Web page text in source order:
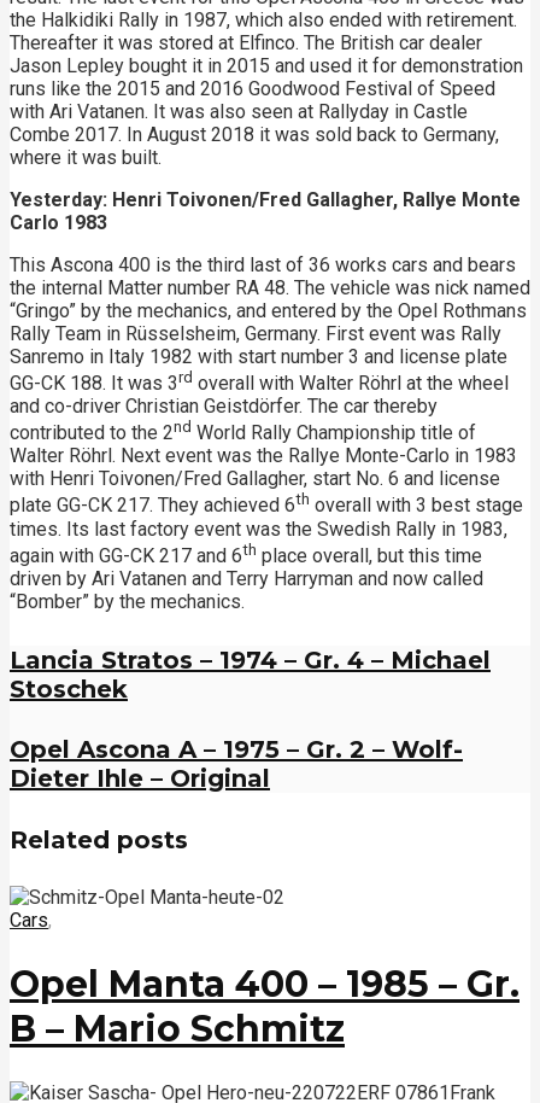
the Halkidiki Rally in 1987, which also ended with retirement.
Thereafter it was stored at Elfinco. The British car dealer
Jason Lepley bought it in 2015 and used it for demonstration
runs like the 2015 and 2016 Goodwood Festival of Speed ​​
with Ari Vatanen. It was also seen at Rallyday in Castle
Combe 2017. In August 2018 it was sold back to Germany,
where it was built.
Yesterday: Henri Toivonen/Fred Gallagher, Rallye Monte
Carlo 1983
This Ascona 400 is the third last of 36 works cars and bears
the internal Matter number RA 48. The vehicle was nick named
“Gringo” by the mechanics, and entered by the Opel Rothmans
Rally Team in Rüsselsheim, Germany. First event was Rally
Sanremo in Italy 1982 with start number 3 and license plate
GG-CK 188. It was 3rd overall with Walter Röhrl at the wheel
and co-driver Christian Geistdörfer. The car thereby
contributed to the 2nd World Rally Championship title of
Walter Röhrl. Next event was the Rallye Monte-Carlo in 1983
with Henri Toivonen/Fred Gallagher, start No. 6 and license
plate GG-CK 217. They achieved 6th overall with 3 best stage
times. Its last factory event was the Swedish Rally in 1983,
again with GG-CK 217 and 6th place overall, but this time
driven by Ari Vatanen and Terry Harryman and now called
“Bomber” by the mechanics.
Lancia Stratos – 1974 – Gr. 4 – Michael
Stoschek
Opel Ascona A – 1975 – Gr. 2 – Wolf-
Dieter Ihle – Original
Related posts
Cars,
Opel Manta 400 – 1985 – Gr.
B – Mario Schmitz